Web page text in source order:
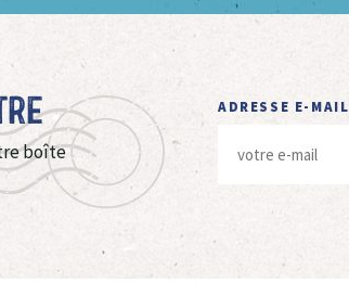
boîte
ADRESSE E-MAIL